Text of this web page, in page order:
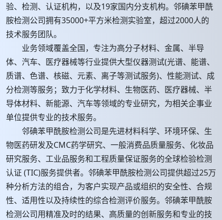
验、检测、认证机构，以及19家国内分支机构。邻碘苯甲酰
胺检测公司拥有35000+平方米检测实验室，超过2000人的
技术服务团队。
业务领域覆盖全国，专注为高分子材料、金属、半导
体、汽车、医疗器械等行业提供大型仪器测试(光谱、能谱、
质谱、色谱、核磁、元素、离子等测试服务)、性能测试、成
分检测等服务；致力于化学材料、生物医药、医疗器械、半
导体材料、新能源、汽车等领域的专业研究，为相关企事业
单位提供专业的技术服务。
邻碘苯甲酰胺检测公司是先进材料科学、环境环保、生
物医药研发及CMC药学研究、一般消费品质量服务、化妆品
研究服务、工业品服务和工程质量保证服务的全球检验检测
认证 (TIC)服务提供者。邻碘苯甲酰胺检测公司提供超过25万
种分析方法的组合，为客户实现产品或组织的安全性、合规
性、适用性以及持续性的综合检测评价服务。邻碘苯甲酰胺
检测公司用精准及时的结果、高质量的创新服务和专业的技